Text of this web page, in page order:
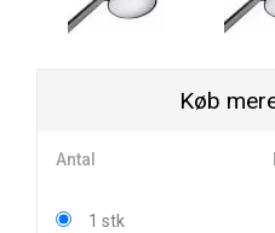
Køb
Antal
1 stk